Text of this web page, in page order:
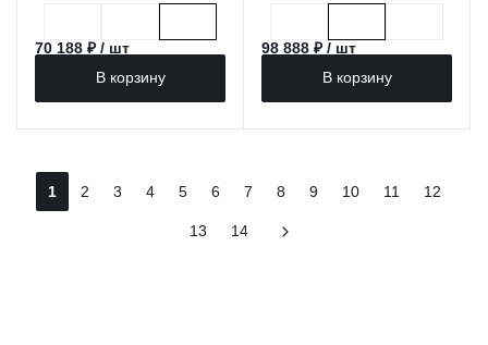
70 188 ₽ / шт
В корзину
98 888 ₽ / шт
В корзину
1 2 3 4 5 6 7 8 9 10 11 12
13 14